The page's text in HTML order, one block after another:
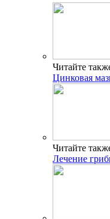
Читайте
Цинковая
Читайте
Лечение